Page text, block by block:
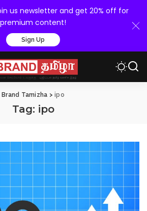
us newsletter and get 20% off for
premium content!
Sign Up
Brand Tamizha >ipo
Tag: ipo